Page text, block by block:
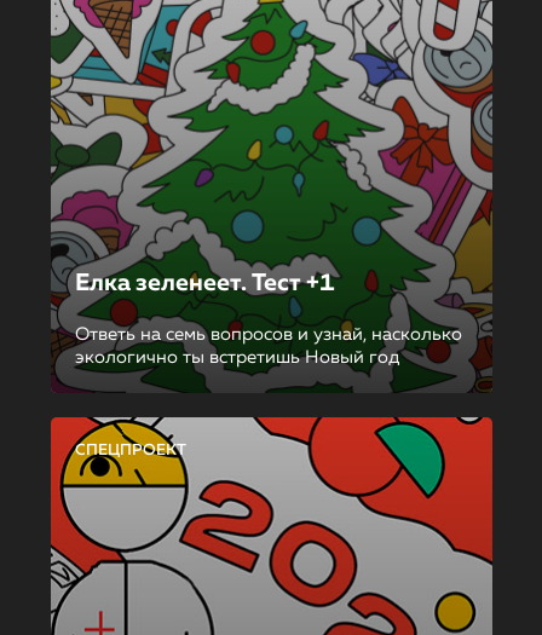
Елка зеленеет. Тест +1
Ответь на семь вопросов и узнай, насколько
экологично ты встретишь Новый год
СПЕЦПРОЕКТ